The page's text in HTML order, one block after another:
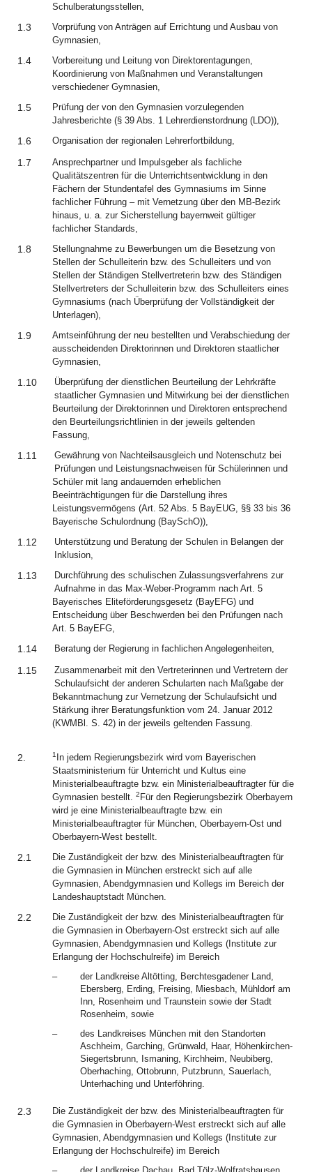
Schulberatungsstellen,
1.3
Vorprüfung von Anträgen auf Errichtung und Ausbau von
Gymnasien,
1.4
Vorbereitung und Leitung von Direktorentagungen,
Koordinierung von Maßnahmen und Veranstaltungen
verschiedener Gymnasien,
1.5
Prüfung der von den Gymnasien vorzulegenden
Jahresberichte (§ 39 Abs. 1 Lehrerdienstordnung (LDO)),
1.6 Organisation der regionalen Lehrerfortbildung,
1.7
Ansprechpartner und Impulsgeber als fachliche
Qualitätszentren für die Unterrichtsentwicklung in den
Fächern der Stundentafel des Gymnasiums im Sinne
fachlicher Führung – mit Vernetzung über den MB-Bezirk
hinaus, u. a. zur Sicherstellung bayernweit gültiger
fachlicher Standards,
1.8
Stellungnahme zu Bewerbungen um die Besetzung von
Stellen der Schulleiterin bzw. des Schulleiters und von
Stellen der Ständigen Stellvertreterin bzw. des Ständigen
Stellvertreters der Schulleiterin bzw. des Schulleiters eines
Gymnasiums (nach Überprüfung der Vollständigkeit der
Unterlagen),
1.9
Amtseinführung der neu bestellten und Verabschiedung der
ausscheidenden Direktorinnen und Direktoren staatlicher
Gymnasien,
1.10
Überprüfung der dienstlichen Beurteilung der Lehrkräfte
staatlicher Gymnasien und Mitwirkung bei der dienstlichen
Beurteilung der Direktorinnen und Direktoren entsprechend
den Beurteilungsrichtlinien in der jeweils geltenden
Fassung,
1.11
Gewährung von Nachteilsausgleich und Notenschutz bei
Prüfungen und Leistungsnachweisen für Schülerinnen und
Schüler mit lang andauernden erheblichen
Beeinträchtigungen für die Darstellung ihres
Leistungsvermögens (Art. 52 Abs. 5 BayEUG, §§ 33 bis 36
Bayerische Schulordnung (BaySchO)),
1.12
Unterstützung und Beratung der Schulen in Belangen der
Inklusion,
1.13
Durchführung des schulischen Zulassungsverfahrens zur
Aufnahme in das Max-Weber-Programm nach Art. 5
Bayerisches Eliteförderungsgesetz (BayEFG) und
Entscheidung über Beschwerden bei den Prüfungen nach
Art. 5 BayEFG,
1.14 Beratung der Regierung in fachlichen Angelegenheiten,
1.15
Zusammenarbeit mit den Vertreterinnen und Vertretern der
Schulaufsicht der anderen Schularten nach Maßgabe der
Bekanntmachung zur Vernetzung der Schulaufsicht und
Stärkung ihrer Beratungsfunktion vom 24. Januar 2012
(KWMBl. S. 42) in der jeweils geltenden Fassung.
2. 1 In jedem Regierungsbezirk wird vom Bayerischen
Staatsministerium für Unterricht und Kultus eine
Ministerialbeauftragte bzw. ein Ministerialbeauftragter für die
Gymnasien bestellt. 2 Für den Regierungsbezirk Oberbayern
wird je eine Ministerialbeauftragte bzw. ein
Ministerialbeauftragter für München, Oberbayern-Ost und
Oberbayern-West bestellt.
2.1
Die Zuständigkeit der bzw. des Ministerialbeauftragten für
die Gymnasien in München erstreckt sich auf alle
Gymnasien, Abendgymnasien und Kollegs im Bereich der
Landeshauptstadt München.
2.2
Die Zuständigkeit der bzw. des Ministerialbeauftragten für
die Gymnasien in Oberbayern-Ost erstreckt sich auf alle
Gymnasien, Abendgymnasien und Kollegs (Institute zur
Erlangung der Hochschulreife) im Bereich
–
der Landkreise Altötting, Berchtesgadener Land,
Ebersberg, Erding, Freising, Miesbach, Mühldorf am
Inn, Rosenheim und Traunstein sowie der Stadt
Rosenheim, sowie
–
des Landkreises München mit den Standorten
Aschheim, Garching, Grünwald, Haar, Höhenkirchen-
Siegertsbrunn, Ismaning, Kirchheim, Neubiberg,
Oberhaching, Ottobrunn, Putzbrunn, Sauerlach,
Unterhaching und Unterföhring.
2.3
Die Zuständigkeit der bzw. des Ministerialbeauftragten für
die Gymnasien in Oberbayern-West erstreckt sich auf alle
Gymnasien, Abendgymnasien und Kollegs (Institute zur
Erlangung der Hochschulreife) im Bereich